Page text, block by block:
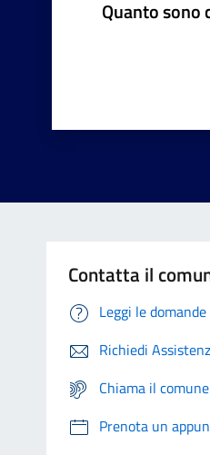
Quanto sono
Contatta il
Leggi le
Richiedi
Chiama il
Prenota un